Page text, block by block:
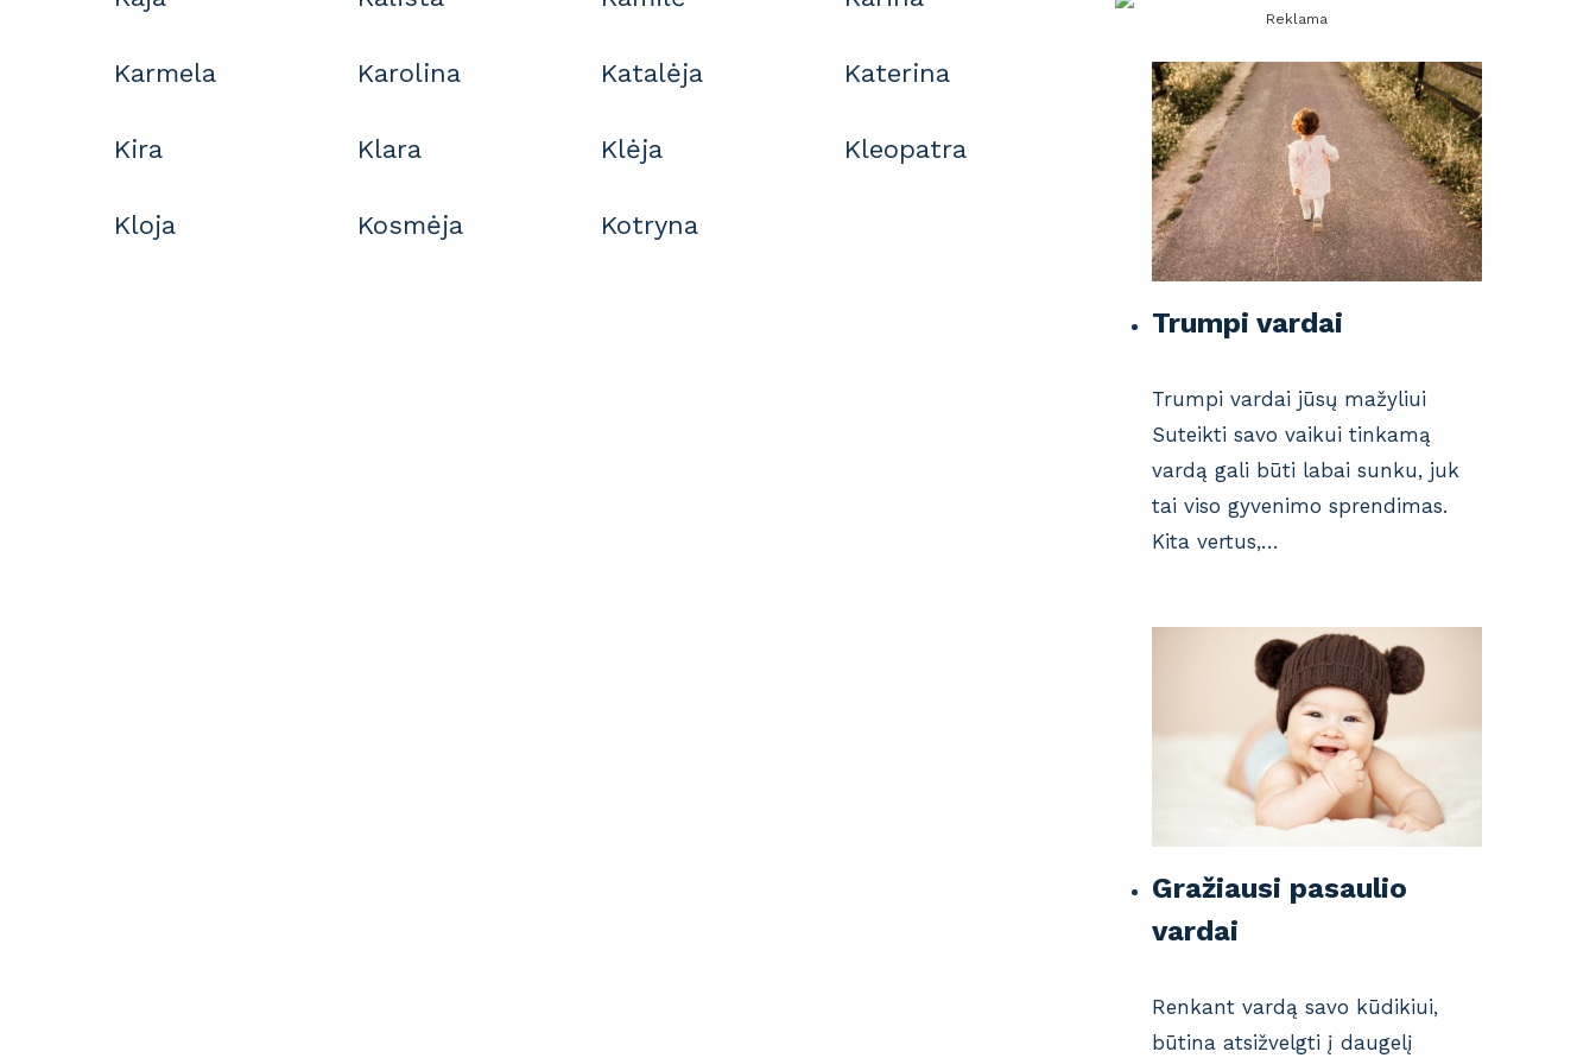
Karmela Karolina Katalėja Katerina
Kira Klara Klėja Kleopatra
Kloja Kosmėja Kotryna
Reklama
Trumpi vardai
Trumpi vardai jūsų mažyliui
Suteikti savo vaikui tinkamą
vardą gali būti labai sunku, juk
tai viso gyvenimo sprendimas.
Kita vertus,…
Gražiausi pasaulio
vardai
Renkant vardą savo kūdikiui,
būtina atsižvelgti į daugelį